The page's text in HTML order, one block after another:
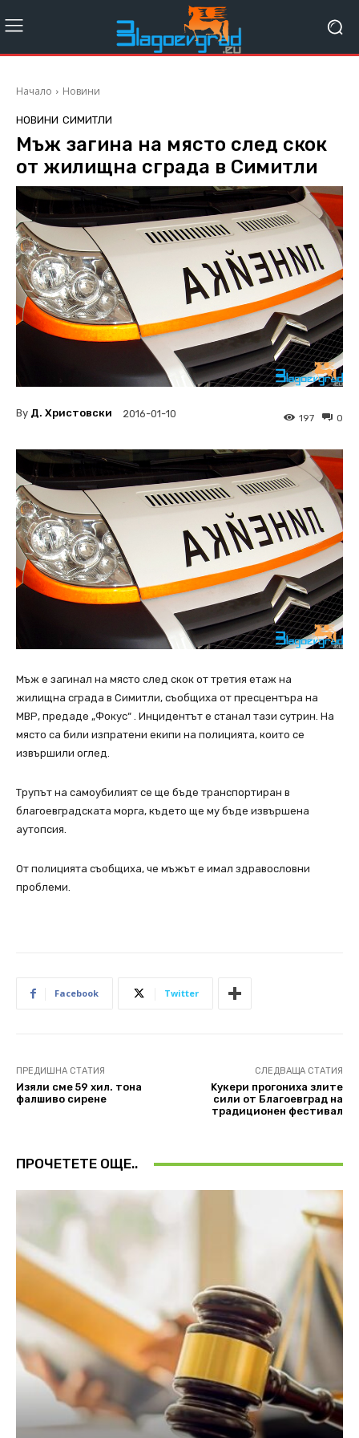
Начало Новини
НОВИНИ СИМИТЛИ
Мъж загина на място след скок
от жилищна сграда в Симитли
By Д. Христовски 2016-01-10 0
197
Мъж е загинал на място след скок от третия етаж на
жилищна сграда в Симитли, съобщиха от пресцентъра на
МВР, предаде „Фокус“ . Инцидентът е станал тази сутрин. На
място са били изпратени екипи на полицията, които се
извършили оглед.
Трупът на самоубилият се ще бъде транспортиран в
благоевградската морга, където ще му бъде извършена
аутопсия.
От полицията съобщиха, че мъжът е имал здравословни
проблеми.
Facebook Twitter
ПРЕДИШНА СТАТИЯ
Изяли сме 59 хил. тона
фалшиво сирене
СЛЕДВАЩА СТАТИЯ
Kукери прогониха злите
сили от Благоевград на
традиционен фестивал
ПРОЧЕТЕТЕ ОЩЕ..